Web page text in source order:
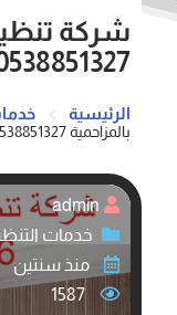
شركة
الرئيسية
بالمزاحمية 0538851327
admin
خدمات
منذ سنتين
1587